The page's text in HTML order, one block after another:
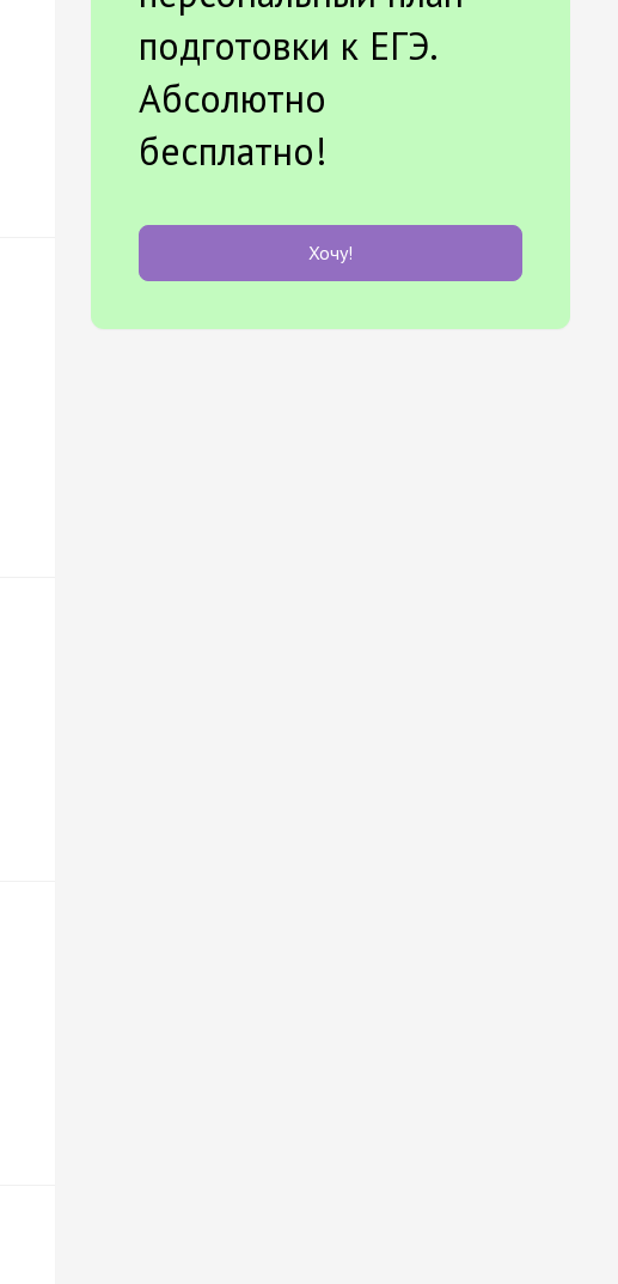
подготовки к ЕГЭ.
Абсолютно
бесплатно!
Хочу!